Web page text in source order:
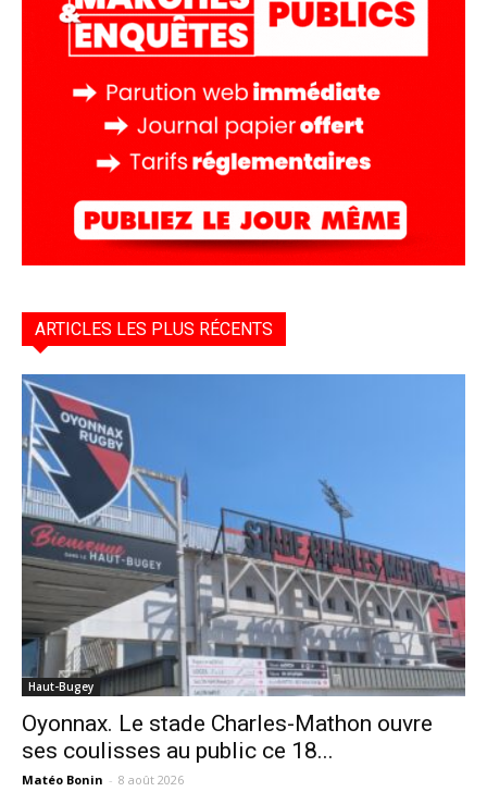
ARTICLES LES PLUS RÉCENTS
Haut-Bugey
Oyonnax. Le stade Charles-Mathon ouvre
ses coulisses au public ce 18...
Matéo Bonin - 8 août 2026